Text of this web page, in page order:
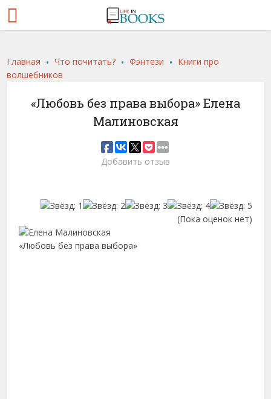
Главная .Что почитать? .Фэнтези . Книги про
волшебников
«Любовь без права выбора» Елена
Малиновская
Добавить отзыв
(Пока оценок нет)